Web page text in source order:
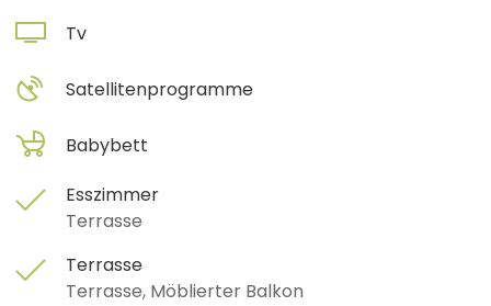
Tv
Satellitenprogramme
Babybett
Esszimmer
Terrasse
Terrasse
Terrasse, Möblierter Balkon